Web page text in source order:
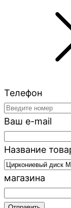
Телефон
Ваш e-mail
Название
магазина